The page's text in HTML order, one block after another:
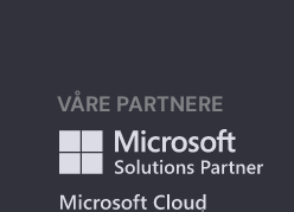
VÅRE PARTNERE